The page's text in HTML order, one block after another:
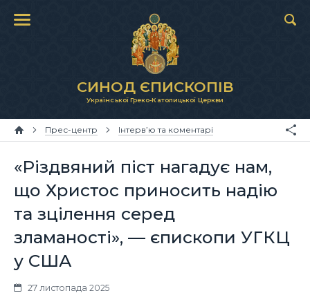
СИНОД ЄПИСКОПІВ
Української Греко-Католицької Церкви
Прес-центр Інтерв’ю та коментарі
«Різдвяний піст нагадує нам,
що Христос приносить надію
та зцілення серед
зламаності», — єпископи УГКЦ
у США
27 листопада 2025